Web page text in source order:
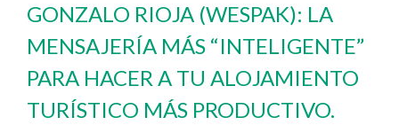
GONZALO RIOJA (WESPAK): LA
MENSAJERÍA MÁS “INTELIGENTE”
PARA HACER A TU ALOJAMIENTO
TURÍSTICO MÁS PRODUCTIVO.